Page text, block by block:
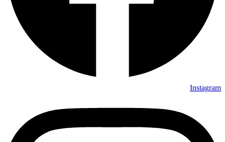
Instagram